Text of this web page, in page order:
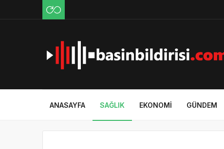
ANASAYFA SAĞLIK EKONOMI GÜNDEM